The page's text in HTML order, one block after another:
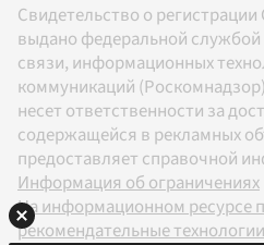
Свидетельство о
выдано федеральной
связи, информационных
коммуникаций
несет ответственности за
содержащейся в рекламных
предоставляет справочной
Информация об ограничениях
На информационном ресурсе
рекомендательные